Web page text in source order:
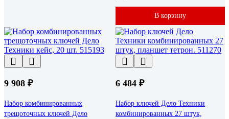
В корзину
9 908 ₽
Набор комбинированных
трещоточных ключей Дело
6 484 ₽
Набор ключей Дело Техники
комбинированных 27 штук,